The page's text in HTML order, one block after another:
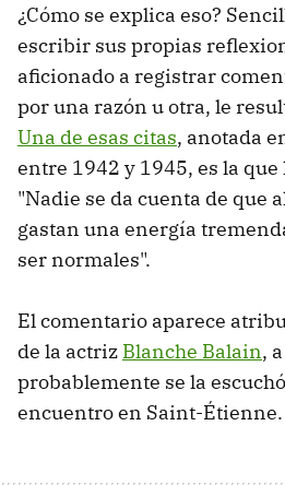
¿Cómo se explica eso?
escribir sus propias
aficionado a registrar
por una razón u otra, le
Una de esas citas, anotada
entre 1942 y 1945, es la que
"Nadie se da cuenta de que
gastan una energía
ser normales".
El comentario aparece
de la actriz Blanche Balain,
probablemente se la
encuentro en Saint-Étienne.